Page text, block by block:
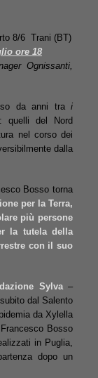
8/6 Trani (BT)
ore 18
Ognissanti,
da anni trai
quelli del Nord
nel corso dei
dalla
Bosso torna
per la Terra,
più persone
la tutela della
con il suo
Sylva–
dal Salento
da Xylella
Bosso
in Puglia,
dopo un